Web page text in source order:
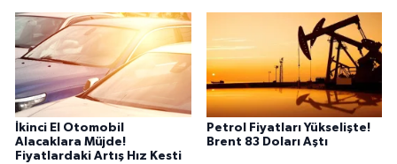
İkinci El Otomobil
Alacaklara Müjde!
Fiyatlardaki Artış Hız Kesti
Petrol Fiyatları Yükselişte!
Brent 83 Doları Aştı